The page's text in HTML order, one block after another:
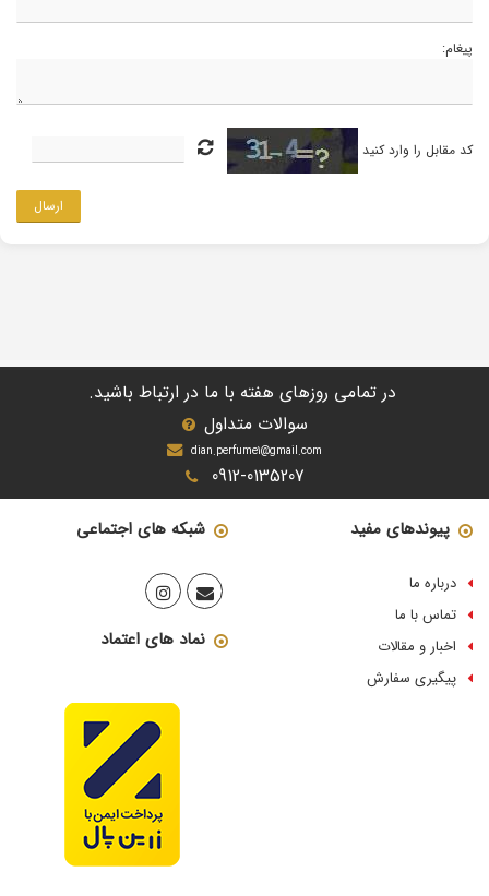
پیغام:
کد مقابل را وارد کنید
ارسال
در تمامی روزهای هفته با ما در ارتباط باشید.
سوالات متداول
dian.perfume1@gmail.com
0912-0135207
پیوندهای مفید
درباره ما
تماس با ما
اخبار و مقالات
پیگیری سفارش
شبکه های اجتماعی
نماد های اعتماد